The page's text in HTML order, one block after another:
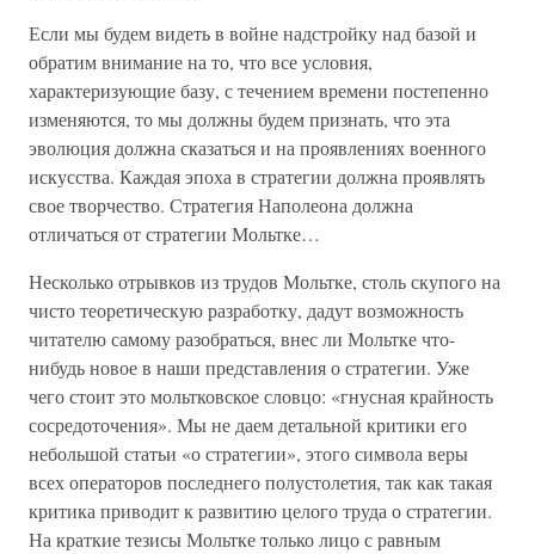
Если мы будем видеть в войне надстройку над базой и
обратим внимание на то, что все условия,
характеризующие базу, с течением времени постепенно
изменяются, то мы должны будем признать, что эта
эволюция должна сказаться и на проявлениях военного
искусства. Каждая эпоха в стратегии должна проявлять
свое творчество. Стратегия Наполеона должна
отличаться от стратегии Мольтке…
Несколько отрывков из трудов Мольтке, столь скупого на
чисто теоретическую разработку, дадут возможность
читателю самому разобраться, внес ли Мольтке что-
нибудь новое в наши представления о стратегии. Уже
чего стоит это мольтковское словцо: «гнусная крайность
сосредоточения». Мы не даем детальной критики его
небольшой статьи «о стратегии», этого символа веры
всех операторов последнего полустолетия, так как такая
критика приводит к развитию целого труда о стратегии.
На краткие тезисы Мольтке только лицо с равным